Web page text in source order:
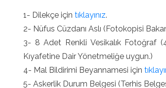
1- Dilekçe için tıklayınız.
2- Nüfus Cüzdanı Aslı (Fotokopisi
3- 8 Adet Renkli Vesikalık Fotoğraf
Kıyafetine Dair Yönetmeliğe uygun.)
4- Mal Bildirimi Beyannamesi için
5- Askerlik Durum Belgesi (Terhis